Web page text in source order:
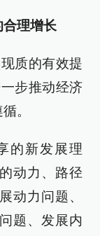
理增长
质的有效提
步推动经济
。
的新发展理
动力、路径
动力问题、
题、发展内